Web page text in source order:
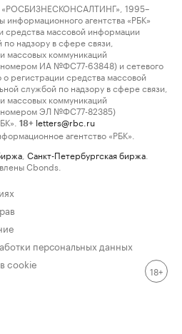
1995–
агентства «РБК»
средства массовой информации
надзору в сфере связи,
массовых коммуникаций
номером ИА №ФС77-63848) и сетевого
о регистрации средства массовой
службой по надзору в сфере связи,
массовых коммуникаций
номером ЭЛ №ФС77-82385)
18+ letters@rbc.ru
агентство «РБК».
Санкт-Петербургская биржа
Cbonds.
персональных данных
cookie
18+